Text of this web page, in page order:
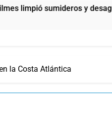
sumideros y desagües en
la Costa Atlántica